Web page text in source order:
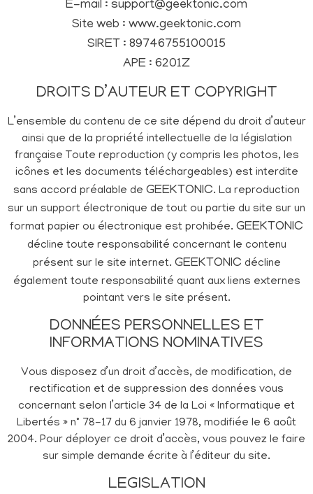
E-mail : support@geektonic.com
Site web : www.geektonic.com
SIRET : 89746755100015
APE : 6201Z
DROITS D’AUTEUR ET COPYRIGHT
L’ensemble du contenu de ce site dépend du droit d’auteur
ainsi que de la propriété intellectuelle de la législation
française Toute reproduction (y compris les photos, les
icônes et les documents téléchargeables) est interdite
sans accord préalable de GEEKTONIC. La reproduction
sur un support électronique de tout ou partie du site sur un
format papier ou électronique est prohibée. GEEKTONIC
décline toute responsabilité concernant le contenu
présent sur le site internet. GEEKTONIC décline
également toute responsabilité quant aux liens externes
pointant vers le site présent.
DONNÉES PERSONNELLES ET
INFORMATIONS NOMINATIVES
Vous disposez d’un droit d’accès, de modification, de
rectification et de suppression des données vous
concernant selon l’article 34 de la Loi « Informatique et
Libertés » n° 78-17 du 6 janvier 1978, modifiée le 6 août
2004. Pour déployer ce droit d’accès, vous pouvez le faire
sur simple demande écrite à l’éditeur du site.
LEGISLATION